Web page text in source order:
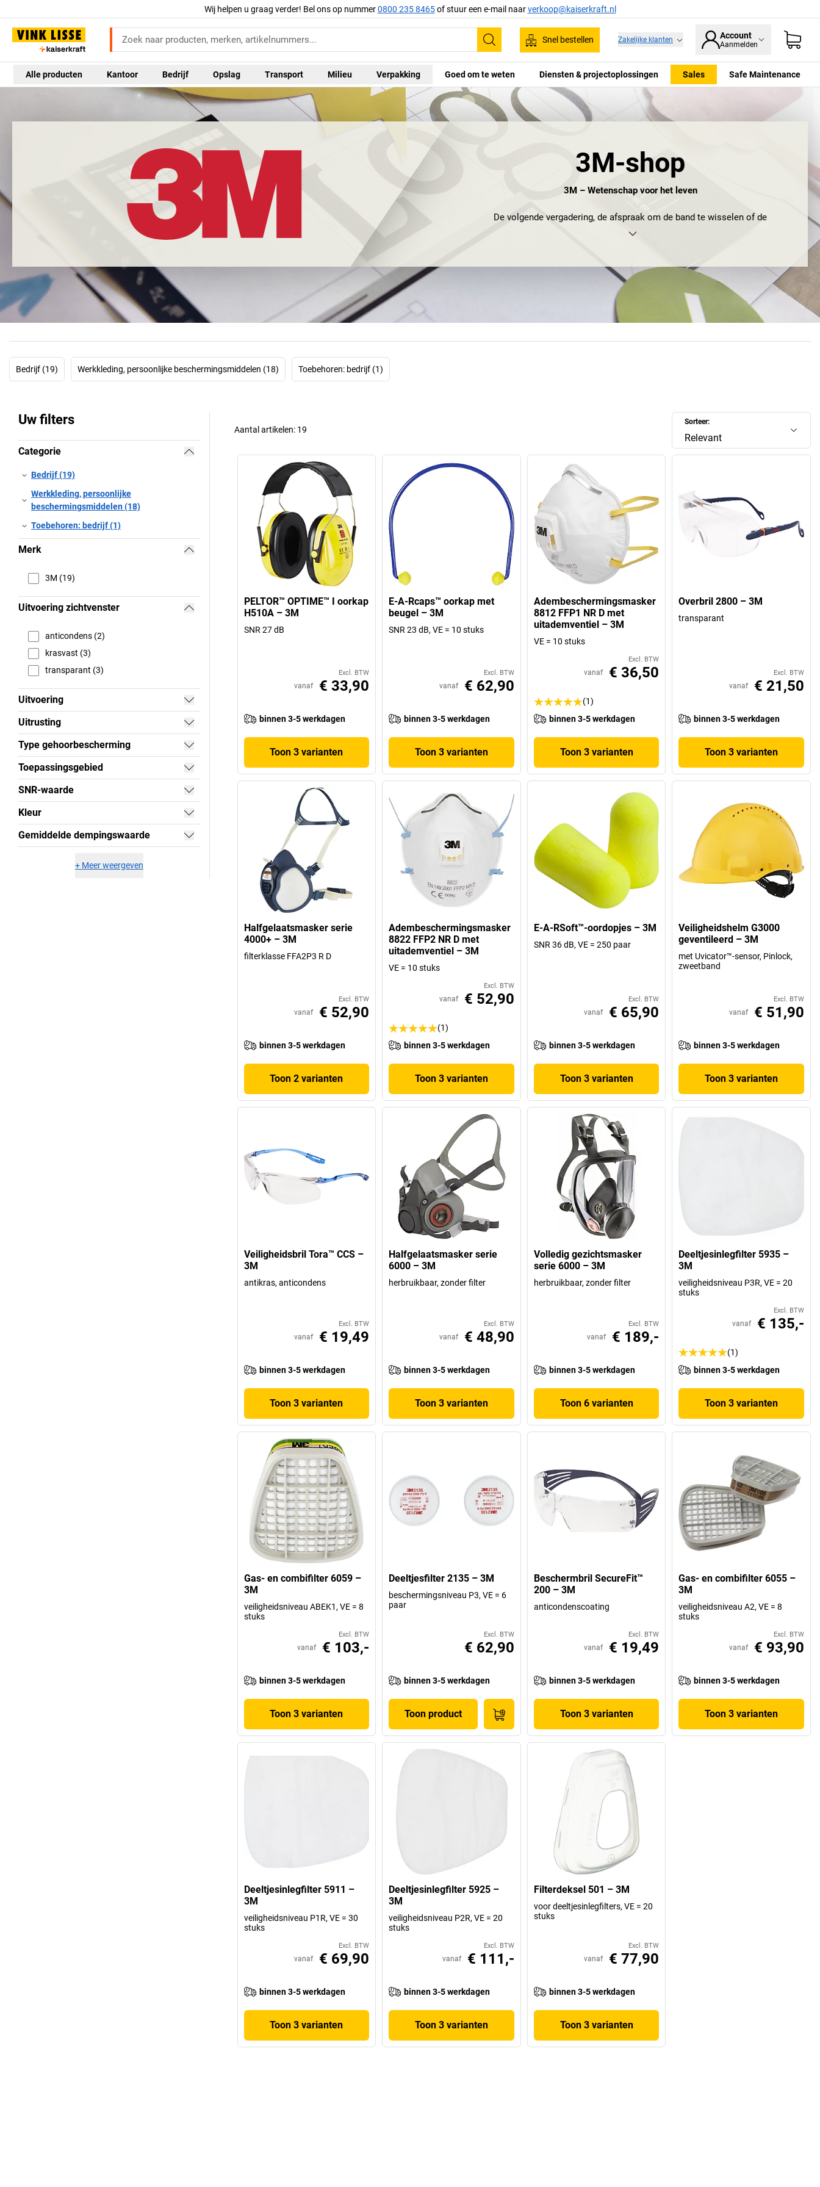
Wij helpen u graag verder! Bel ons op nummer0800 235 8465of stuur een e-mail naarverkoop@kaiserkraft.nl
Zoeken
Snel bestellen Zakelijke klanten Account
Aanmelden
Alle producten Kantoor Bedrijf Opslag Transport Milieu Verpakking Goed om te weten Diensten & projectoplossingen Sales Safe Maintenance
3M-shop
3M – Wetenschap voor het leven
De volgende vergadering, de afspraak om de band te wisselen of de
woordenlijst voor het leren van talen. Wat zouden we vergeten als het niet
onderneming naar de maan wilden schieten. Waarom? Natuurlijk niet om de
reden die voor de hand ligt, eerder vanwege de onderliggende technologieën
waarmee 3M naam heeft gemaakt en omdat het een deel van Neil Armstrong's
apparatuur was, toen hij op de maan liep. Op de een of andere manier past dit
in de veelbelovende missie van de grote onderneming: ’Onze innovaties willen
het productassortiment bijna alle gebieden van het leven, de arbeidswereld, de
technologie en de geneeskunde omvat en zorgt voor veiligheid, zekerheid en
comfort op het werk. Van schuurpapier tot beschermende brillen tot
constructielijmen en meer, met een jaarlijkse investering van 1,9 miljard US
dollar in onderzoek en ontwikkeling kunt u zich verheugen op wat 3M in de
toekomst te bieden heeft.
Maar wilt u zichzelf eerst eens overtuigen van de kwaliteit van 3M-producten?
U vindt een grote selectie in ons assortiment. We hopen dat u het leuk vindt
Bedrijf (19) Werkkleding, persoonlijke beschermingsmiddelen (18) Toebehoren: bedrijf (1)
Uw filters
Categorie
Bedrijf (19)
Werkkleding, persoonlijke
beschermingsmiddelen (18)
Toebehoren: bedrijf (1)
Merk
3M (19)
Uitvoering zichtvenster
anticondens (2)
krasvast (3)
transparant (3)
Uitvoering
Uitrusting
Type gehoorbescherming
Toepassingsgebied
SNR-waarde
Kleur
Gemiddelde dempingswaarde
+ Meer weergeven
Sorteer:
Relevant
Aantal artikelen: 19
PELTOR™ OPTIME™ I oorkap
H510A – 3M
SNR 27 dB
Excl. BTW
vanaf € 33,90
binnen 3-5 werkdagen
Toon 3 varianten
E-A-Rcaps™ oorkap met
beugel – 3M
SNR 23 dB, VE = 10 stuks
Excl. BTW
vanaf € 62,90
binnen 3-5 werkdagen
Toon 3 varianten
Adembeschermingsmasker
8812 FFP1 NR D met
uitademventiel – 3M
VE = 10 stuks
Excl. BTW
vanaf € 36,50
(1)
binnen 3-5 werkdagen
Toon 3 varianten
Overbril 2800 – 3M
transparant
Excl. BTW
vanaf € 21,50
binnen 3-5 werkdagen
Toon 3 varianten
Halfgelaatsmasker serie
4000+ – 3M
filterklasse FFA2P3 R D
Excl. BTW
vanaf € 52,90
binnen 3-5 werkdagen
Toon 2 varianten
Adembeschermingsmasker
8822 FFP2 NR D met
uitademventiel – 3M
VE = 10 stuks
Excl. BTW
vanaf € 52,90
(1)
binnen 3-5 werkdagen
Toon 3 varianten
E-A-RSoft™-oordopjes – 3M
SNR 36 dB, VE = 250 paar
Excl. BTW
vanaf € 65,90
binnen 3-5 werkdagen
Toon 3 varianten
Veiligheidshelm G3000
geventileerd – 3M
met Uvicator™-sensor, Pinlock,
zweetband
Excl. BTW
vanaf € 51,90
binnen 3-5 werkdagen
Toon 3 varianten
Veiligheidsbril Tora™ CCS –
3M
antikras, anticondens
Excl. BTW
vanaf € 19,49
binnen 3-5 werkdagen
Toon 3 varianten
Halfgelaatsmasker serie
6000 – 3M
herbruikbaar, zonder filter
Excl. BTW
vanaf € 48,90
binnen 3-5 werkdagen
Toon 3 varianten
Volledig gezichtsmasker
serie 6000 – 3M
herbruikbaar, zonder filter
Excl. BTW
vanaf € 189,-
binnen 3-5 werkdagen
Toon 6 varianten
Deeltjesinlegfilter 5935 –
3M
veiligheidsniveau P3R, VE = 20
stuks
Excl. BTW
vanaf € 135,-
(1)
binnen 3-5 werkdagen
Toon 3 varianten
Gas- en combifilter 6059 –
3M
veiligheidsniveau ABEK1, VE = 8
stuks
Excl. BTW
vanaf € 103,-
binnen 3-5 werkdagen
Toon 3 varianten
Deeltjesfilter 2135 – 3M
beschermingsniveau P3, VE = 6
paar
Excl. BTW
€ 62,90
binnen 3-5 werkdagen
Toon product
Beschermbril SecureFit™
200 – 3M
anticondenscoating
Excl. BTW
vanaf € 19,49
binnen 3-5 werkdagen
Toon 3 varianten
Gas- en combifilter 6055 –
3M
veiligheidsniveau A2, VE = 8
stuks
Excl. BTW
vanaf € 93,90
binnen 3-5 werkdagen
Toon 3 varianten
Deeltjesinlegfilter 5911 –
3M
veiligheidsniveau P1R, VE = 30
stuks
Excl. BTW
vanaf € 69,90
binnen 3-5 werkdagen
Toon 3 varianten
Deeltjesinlegfilter 5925 –
3M
veiligheidsniveau P2R, VE = 20
stuks
Excl. BTW
vanaf € 111,-
binnen 3-5 werkdagen
Toon 3 varianten
Filterdeksel 501 – 3M
voor deeltjesinlegfilters, VE = 20
stuks
Excl. BTW
vanaf € 77,90
binnen 3-5 werkdagen
Toon 3 varianten